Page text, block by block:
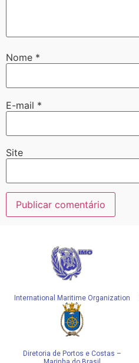
Nome *
E-mail *
Site
International Maritime Organization
Diretoria de Portos e Costas –